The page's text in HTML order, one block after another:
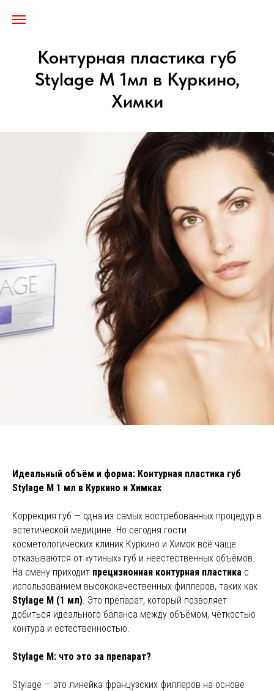
Контурная пластика губ
Stylage M 1мл в Куркино,
Химки
Идеальный объём и форма: Контурная пластика губ
Stylage M 1 мл в Куркино и Химках
Коррекция губ — одна из самых востребованных процедур в
эстетической медицине. Но сегодня гости
косметологических клиник Куркино и Химок всё чаще
отказываются от «утиных» губ и неестественных объёмов.
На смену приходит прецизионная контурная пластика с
использованием высококачественных филлеров, таких как
Stylage M (1 мл). Это препарат, который позволяет
добиться идеального баланса между объёмом, чёткостью
контура и естественностью.
Stylage M: что это за препарат?
Stylage — это линейка французских филлеров на основе